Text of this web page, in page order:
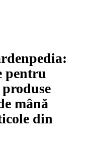
pentru
mână
din